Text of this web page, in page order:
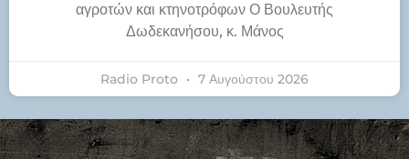
αγροτών και κτηνοτρόφων Ο Βουλευτής
Δωδεκανήσου, κ. Μάνος
Radio Proto 7 Αυγούστου 2026